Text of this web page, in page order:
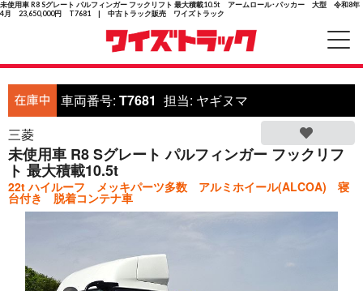
未使用車 R8 Sグレート パルフィンガー フックリフト 最大積載10.5t アームロール･パッカー 大型 令和8年
4月 23,650,000円 T7681 | 中古トラック販売 ワイズトラック
車両番号: T7681 担当: ヤギヌマ
三菱
未使用車 R8 Sグレート パルフィンガー フックリフ
ト 最大積載10.5t
22t ハイルーフ メッキパーツ多数 アルミホイール(ALCOA) 寝
台付き 脱着コンテナ車